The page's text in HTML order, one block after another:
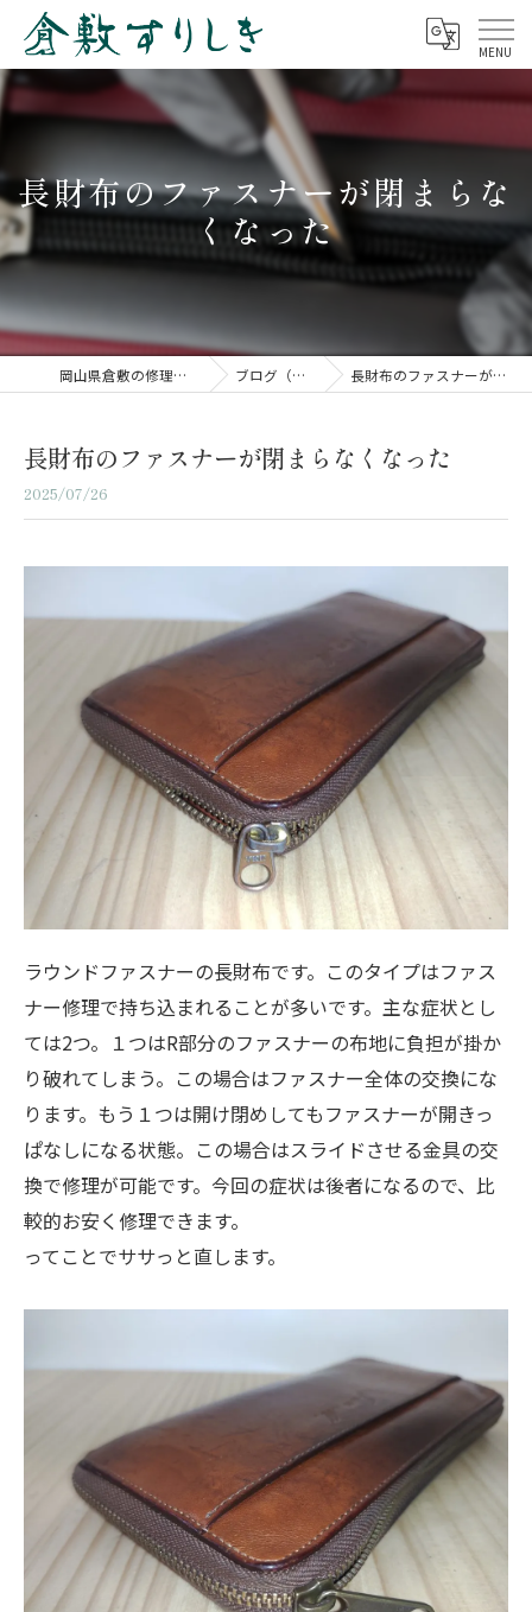
長財布のファスナーが閉まらな
くなった
岡山県倉敷の修理なら倉敷すりしき ブログ（修理事例） 長財布のファスナーが閉まらなくなった
長財布のファスナーが閉まらなくなった
2025/07/26
ラウンドファスナーの長財布です。このタイプはファス
ナー修理で持ち込まれることが多いです。主な症状とし
ては2つ。１つはR部分のファスナーの布地に負担が掛か
り破れてしまう。この場合はファスナー全体の交換にな
ります。もう１つは開け閉めしてもファスナーが開きっ
ぱなしになる状態。この場合はスライドさせる金具の交
換で修理が可能です。今回の症状は後者になるので、比
較的お安く修理できます。
ってことでササっと直します。